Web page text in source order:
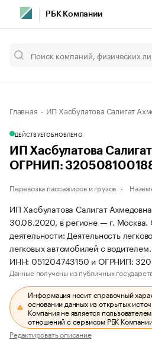
РБК Компании
Главная ИП Хасбулатова Салигат
ДЕЙСТВУЕТОБНОВЛЕНО
ИП Хасбулатова
ОГРНИП:
Перевозка пассажиров и грузов
ИП Хасбулатова Салигат
30.06.2020, в регионе — г. Москва.
деятельности: Деятельность
легковых автомобилей с
ИНН: 051204743150 и ОГРНИП:
Данные получены из публичных
Информация носит справочный
основании данных из открытых
Компания не является
отношений с сервисом РБК
Редактировать описание